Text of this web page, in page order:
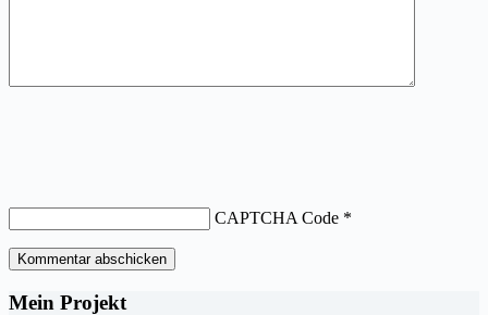
CAPTCHA Code *
Kommentar abschicken
Mein Projekt